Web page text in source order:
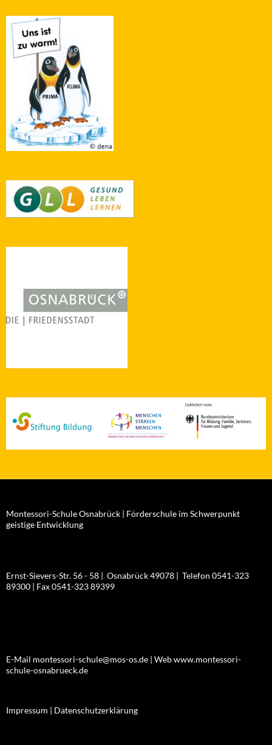
Montessori-Schule Osnabrück | Förderschule im Schwerpunkt
geistige Entwicklung
Ernst-Sievers-Str. 56 - 58 | Osnabrück 49078 | Telefon 0541-323
89300 | Fax 0541-323 89399
E-Mail montessori-schule@mos-os.de | Web www.montessori-
schule-osnabrueck.de
Impressum | Datenschutzerklärung